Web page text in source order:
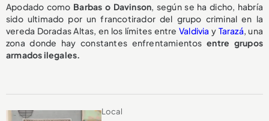
Apodado como Barbas o Davinson, según se ha dicho, habría
sido ultimado por un francotirador del grupo criminal en la
vereda Doradas Altas, en los límites entre Valdivia y Tarazá, una
zona donde hay constantes enfrentamientosentre grupos
armados ilegales.
Local